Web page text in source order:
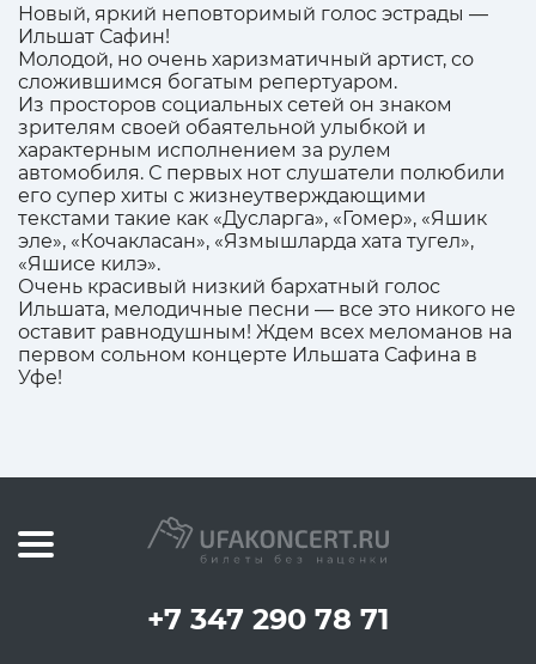
Новый, яркий неповторимый голос эстрады —
Ильшат Сафин!
Молодой, но очень харизматичный артист, со
сложившимся богатым репертуаром.
Из просторов социальных сетей он знаком
зрителям своей обаятельной улыбкой и
характерным исполнением за рулем
автомобиля. С первых нот слушатели полюбили
его супер хиты с жизнеутверждающими
текстами такие как «Дусларга», «Гомер», «Яшик
эле», «Кочакласан», «Язмышларда хата тугел»,
«Яшисе килэ».
Очень красивый низкий бархатный голос
Ильшата, мелодичные песни — все это никого не
оставит равнодушным! Ждем всех меломанов на
первом сольном концерте Ильшата Сафина в
Уфе!
+7 347 290 78 71